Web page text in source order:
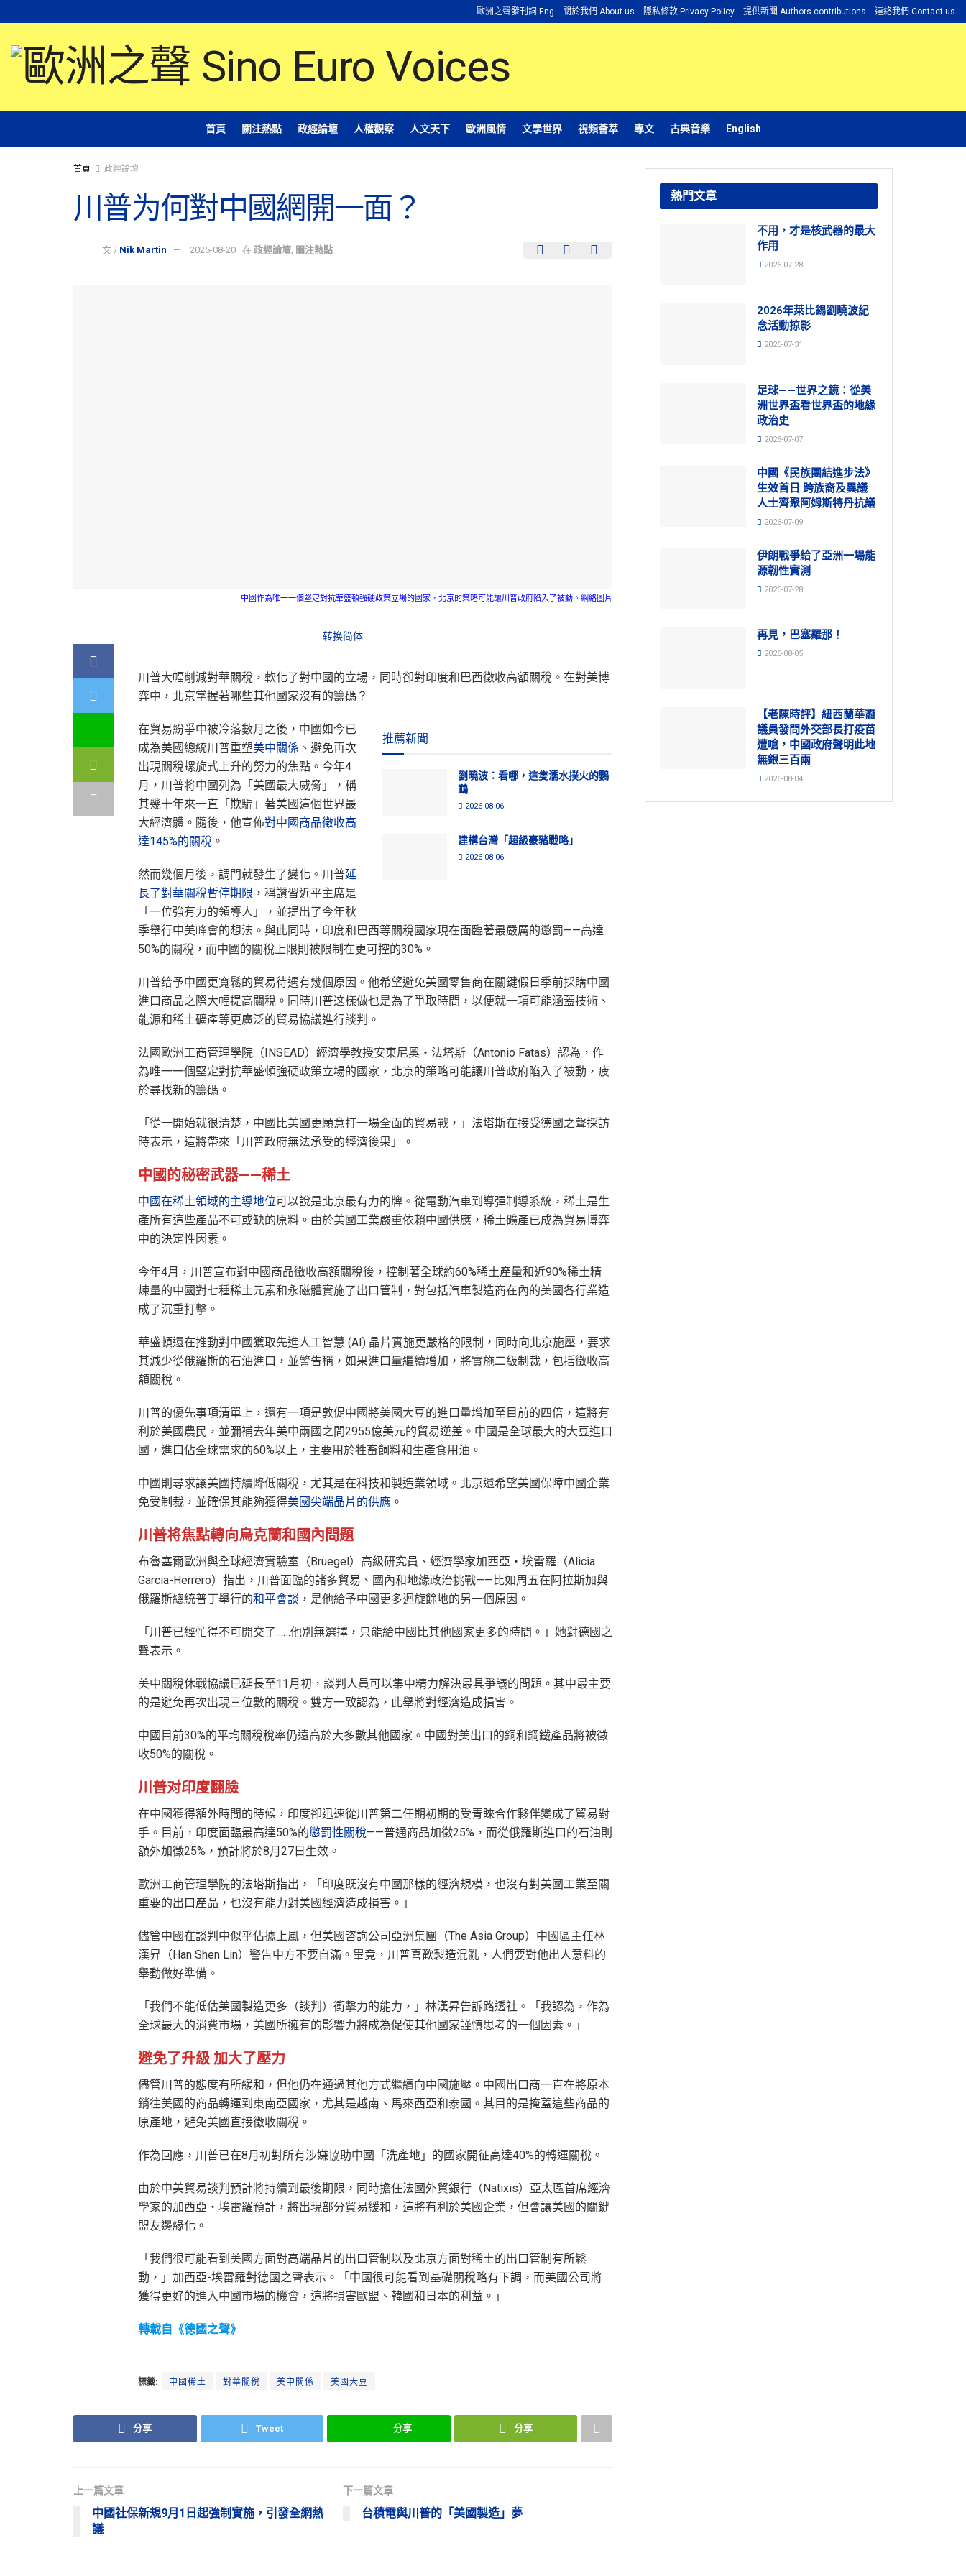
歐洲之聲發刊詞 Eng 關於我們 About us 隱私條款 Privacy Policy 提供新聞 Authors contributions 連絡我們 Contact us
首頁 關注熱點 政經論壇 人權觀察 人文天下 歐洲風情 文學世界 視頻薈萃 專文 古典音樂 English
首頁 政經論壇
川普为何對中國網開一面？
文 / Nik Martin 2025-08-20 在 政經論壇 關注熱點
中國作為唯一一個堅定對抗華盛頓強硬政策立場的國家，北京的策略可能讓川普政府陷入了被動。網絡圖片
转换简体
川普大幅削減對華關稅，軟化了對中國的立場，同時卻對印度和巴西徵收高額關稅。在對美博
弈中，北京掌握著哪些其他國家沒有的籌碼？
推薦新聞
劉曉波：看哪，這隻濡水撲火的鸚
鵡
2026-08-06
建構台灣「超級豪豬戰略」
2026-08-06
在貿易紛爭中被冷落數月之後，中國如今已
成為美國總統川普重塑美中關係 、避免再次
出現關稅螺旋式上升的努力的焦點。今年4
月，川普将中國列為「美國最大威脅」，稱
其幾十年來一直「欺騙」著美國這個世界最
大經濟體。隨後，他宣佈對中國商品徵收高
達145%的關稅 。
然而幾個月後，調門就發生了變化。川普延
長了對華關稅暫停期限 ，稱讚習近平主席是
「一位強有力的領導人」，並提出了今年秋
季舉行中美峰會的想法。與此同時，印度和巴西等關稅國家現在面臨著最嚴厲的懲罰——高達
50%的關稅，而中國的關稅上限則被限制在更可控的30%。
川普给予中國更寬鬆的貿易待遇有幾個原因。他希望避免美國零售商在關鍵假日季前採購中國
進口商品之際大幅提高關稅。同時川普这樣做也是為了爭取時間，以便就一項可能涵蓋技術、
能源和稀土礦產等更廣泛的貿易協議進行談判。
法國歐洲工商管理學院（INSEAD）經濟學教授安東尼奧‧法塔斯（Antonio Fatas）認為，作
為唯一一個堅定對抗華盛頓強硬政策立場的國家，北京的策略可能讓川普政府陷入了被動，疲
於尋找新的籌碼。
「從一開始就很清楚，中國比美國更願意打一場全面的貿易戰，」法塔斯在接受德國之聲採訪
時表示，這將帶來「川普政府無法承受的經濟後果」。
中國的秘密武器——稀土
中國在稀土領域的主導地位可以說是北京最有力的牌。從電動汽車到導彈制導系統，稀土是生
產所有這些產品不可或缺的原料。由於美國工業嚴重依賴中國供應，稀土礦產已成為貿易博弈
中的決定性因素。
今年4月，川普宣布對中國商品徵收高額關稅後，控制著全球約60%稀土產量和近90%稀土精
煉量的中國對七種稀土元素和永磁體實施了出口管制，對包括汽車製造商在內的美國各行業造
成了沉重打擊。
華盛頓還在推動對中國獲取先進人工智慧 (AI) 晶片實施更嚴格的限制，同時向北京施壓，要求
其減少從俄羅斯的石油進口，並警告稱，如果進口量繼續增加，將實施二級制裁，包括徵收高
額關稅。
川普的優先事項清單上，還有一項是敦促中國將美國大豆的進口量增加至目前的四倍，這將有
利於美國農民，並彌補去年美中兩國之間2955億美元的貿易逆差。中國是全球最大的大豆進口
國，進口佔全球需求的60%以上，主要用於牲畜飼料和生產食用油。
中國則尋求讓美國持續降低關稅，尤其是在科技和製造業領域。北京還希望美國保障中國企業
免受制裁，並確保其能夠獲得美國尖端晶片的供應 。
川普将焦點轉向烏克蘭和國內問題
布魯塞爾歐洲與全球經濟實驗室（Bruegel）高級研究員、經濟學家加西亞‧埃雷羅（Alicia
Garcia-Herrero）指出，川普面臨的諸多貿易、國內和地緣政治挑戰——比如周五在阿拉斯加與
俄羅斯總統普丁舉行的和平會談 ，是他給予中國更多迴旋餘地的另一個原因。
「川普已經忙得不可開交了……他別無選擇，只能給中國比其他國家更多的時間。」她對德國之
聲表示。
美中關稅休戰協議已延長至11月初，談判人員可以集中精力解決最具爭議的問題。其中最主要
的是避免再次出現三位數的關稅。雙方一致認為，此舉將對經濟造成損害。
中國目前30%的平均關稅稅率仍遠高於大多數其他國家。中國對美出口的銅和鋼鐵產品將被徵
收50%的關稅。
川普对印度翻臉
在中國獲得額外時間的時候，印度卻迅速從川普第二任期初期的受青睞合作夥伴變成了貿易對
手。目前，印度面臨最高達50%的懲罰性關稅——普通商品加徵25%，而從俄羅斯進口的石油則
額外加徵25%，預計將於8月27日生效。
歐洲工商管理學院的法塔斯指出，「印度既沒有中國那樣的經濟規模，也沒有對美國工業至關
重要的出口產品，也沒有能力對美國經濟造成損害。」
儘管中國在談判中似乎佔據上風，但美國咨詢公司亞洲集團（The Asia Group）中國區主任林
漢昇（Han Shen Lin）警告中方不要自滿。畢竟，川普喜歡製造混亂，人們要對他出人意料的
舉動做好準備。
「我們不能低估美國製造更多（談判）衝擊力的能力，」林漢昇告訴路透社。「我認為，作為
全球最大的消費市場，美國所擁有的影響力將成為促使其他國家謹慎思考的一個因素。」
避免了升級 加大了壓力
儘管川普的態度有所緩和，但他仍在通過其他方式繼續向中國施壓。中國出口商一直在將原本
銷往美國的商品轉運到東南亞國家，尤其是越南、馬來西亞和泰國。其目的是掩蓋這些商品的
原產地，避免美國直接徵收關稅。
作為回應，川普已在8月初對所有涉嫌協助中國「洗產地」的國家開征高達40%的轉運關稅。
由於中美貿易談判預計將持續到最後期限，同時擔任法國外貿銀行（Natixis）亞太區首席經濟
學家的加西亞‧埃雷羅預計，將出現部分貿易緩和，這將有利於美國企業，但會讓美國的關鍵
盟友邊緣化。
「我們很可能看到美國方面對高端晶片的出口管制以及北京方面對稀土的出口管制有所鬆
動，」加西亞-埃雷羅對德國之聲表示。「中國很可能看到基礎關稅略有下調，而美國公司將
獲得更好的進入中國市場的機會，這將損害歐盟、韓國和日本的利益。」
轉載自《德國之聲》
標籤: 中國稀土 對華關稅 美中關係 美國大豆
分享 Tweet 分享 分享
上一篇文章
中國社保新規9月1日起強制實施，引發全網熱
議
下一篇文章
台積電與川普的「美國製造」夢
熱門文章
不用，才是核武器的最大
作用
2026-07-28
2026年萊比錫劉曉波紀
念活動掠影
2026-07-31
足球——世界之鏡：從美
洲世界盃看世界盃的地緣
政治史
2026-07-07
中國《民族團結進步法》
生效首日 跨族裔及異議
人士齊聚阿姆斯特丹抗議
2026-07-09
伊朗戰爭給了亞洲一場能
源韌性實測
2026-07-28
再見，巴塞羅那！
2026-08-05
【老陳時評】紐西蘭華裔
議員發問外交部長打疫苗
遭嗆，中國政府聲明此地
無銀三百兩
2026-08-04